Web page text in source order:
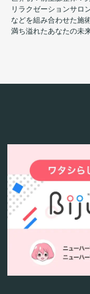
リラクゼーションサロ
などを組み合わせた施
満ち溢れたあなたの未